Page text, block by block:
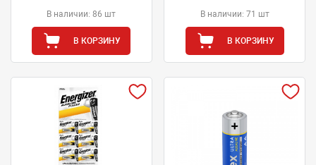
В наличии: 86 шт
В КОРЗИНУ
В наличии: 71 шт
В КОРЗИНУ